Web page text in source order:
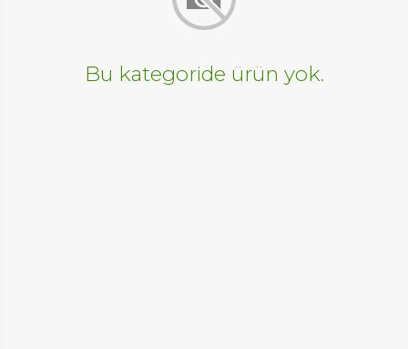
Bu kategoride ürün yok.